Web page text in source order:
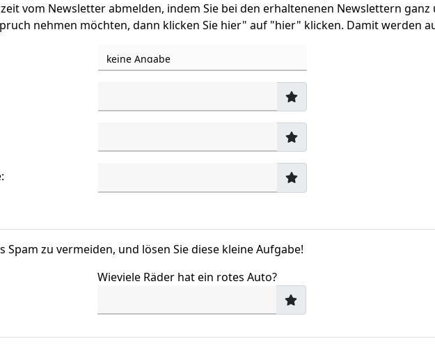
vom Newsletter abmelden, indem Sie bei den erhaltenenen Newslettern ganz
nehmen möchten, dann klicken Sie hier" auf "hier" klicken. Damit werden
Spam zu vermeiden, und lösen Sie diese kleine Aufgabe!
Wieviele Räder hat ein rotes Auto?